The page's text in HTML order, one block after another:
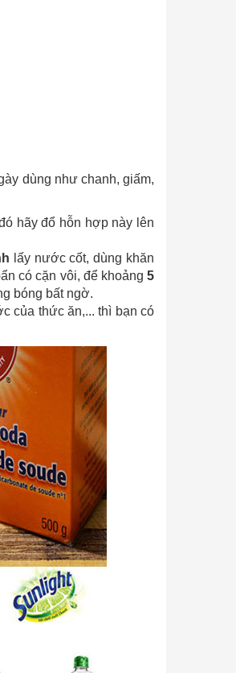
dùng như chanh, giấm,
hãy đổ hỗn hợp này lên
lấy nước cốt, dùng khăn
có cặn vôi, để khoảng 5
bóng bất ngờ.
của thức ăn,... thì bạn có